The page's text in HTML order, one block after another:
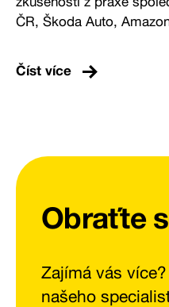
ČR, Škoda Auto,
přes řízení komplexní
automatizaci logistických
systémy, které obstojí i
prostředí.
Číst více
Obraťte
Zajímá vás
našeho